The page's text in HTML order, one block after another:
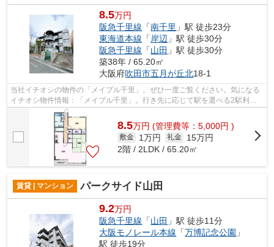
8.5万円
阪急千里線 「南千里 」駅 徒歩23分
東海道本線 「 岸辺 」駅 徒歩30分
阪急千里線 「山田 」駅 徒歩30分
築38年 / 65.20㎡
大阪府吹田市五月が丘北18-1
当社イチオシの物件の「メイプル千里」。ぜひ一度ご覧ください。気になる
イチオシ物件情報：「メイプル千里」。行き先に応じて駅を選べる2駅利用
可能なマンションです。遮音性が高く静...
8.5万円 (管理費等：5,000円 )
敷金 1万円 礼金
15万円
2階 / 2LDK / 65.20㎡
賃貸 | マンション パークサイド山田
9.2万円
阪急千里線 「山田 」駅 徒歩11分
大阪モノレール本線 「万博記念公園 」
駅 徒歩19分